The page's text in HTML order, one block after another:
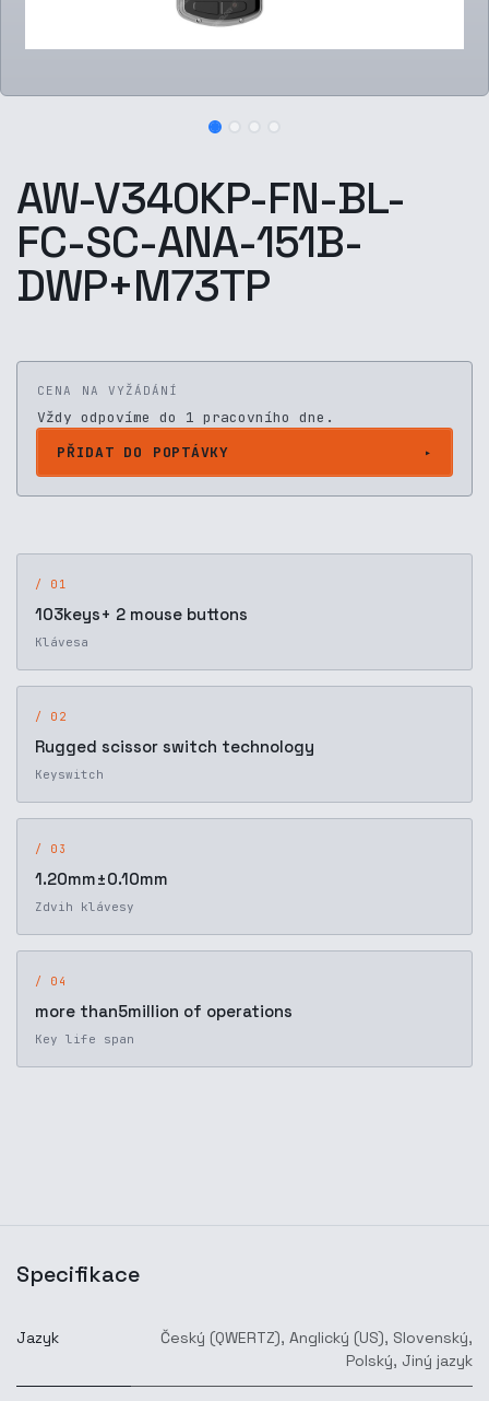
AW-V340KP-FN-BL-
FC-SC-ANA-151B-
DWP+M73TP
CENA NA VYŽÁDÁNÍ
Vždy odpovíme do 1 pracovního dne.
PŘIDAT DO POPTÁVKY
/ 01
103keys+ 2 mouse buttons
Klávesa
/ 02
Rugged scissor switch technology
Keyswitch
/ 03
1.20mm±0.10mm
Zdvih klávesy
/ 04
more than5million of operations
Key life span
Specifikace
Jazyk Český (QWERTZ), Anglický (US), Slovenský,
Polský, Jiný jazyk